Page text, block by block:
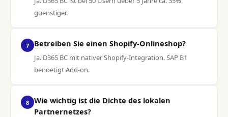
guenstiger.
7 Betreiben Sie einen Shopify-Onlineshop?
Ja. D365 BC mit nativer Shopify-Integration. SAP B1
benoetigt Add-on.
8
Wie wichtig ist die Dichte des lokalen
Partnernetzes?